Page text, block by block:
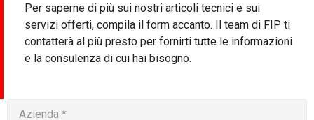
Per saperne di più sui nostri articoli tecnici e sui
servizi offerti, compila il form accanto. Il team di FIP ti
contatterà al più presto per fornirti tutte le informazioni
e la consulenza di cui hai bisogno.